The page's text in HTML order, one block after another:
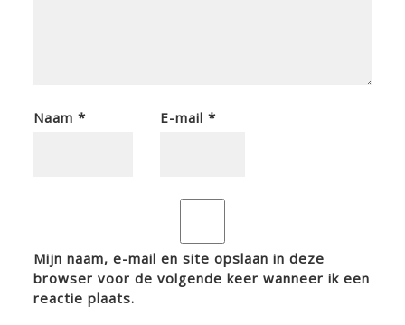
Naam* E-mail *
Mijn naam, e-mail en site opslaan in deze
browser voor de volgende keer wanneer ik een
reactie plaats.